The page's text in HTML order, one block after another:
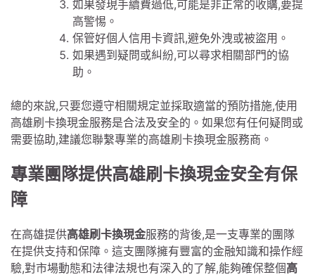
如果發現手續費過低,可能是非正常的收購,要提
高警惕。
保管好個人信用卡資訊,避免外洩或被盜用。
如果遇到疑問或糾紛,可以尋求相關部門的協
助。
總的來說,只要您遵守相關規定並採取適當的預防措施,使用
高雄刷卡換現金服務是合法及安全的。如果您有任何疑問或
需要協助,建議您聯繫專業的高雄刷卡換現金服務商。
專業團隊提供高雄刷卡換現金安全有保
障
在高雄提供高雄刷卡換現金服務的背後,是一支專業的團隊
在提供支持和保障。這支團隊擁有豐富的金融知識和操作經
驗,對市場動態和法律法規也有深入的了解,能夠確保整個高